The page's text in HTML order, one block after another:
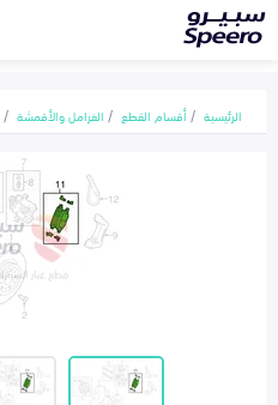
الرئيسية أقسام القطع الفرامل والأقمشة